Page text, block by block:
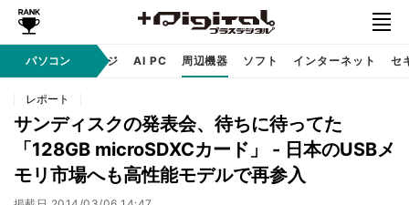
パソコン
自作 / テクノロジ AI PC 周辺機器 ソフト インターネット セ
レポート
サンディスクの発表会、待ちに待ってた
「128GB microSDXCカード」 - 日本のUSBメ
モリ市場へも高性能モデルで再参入